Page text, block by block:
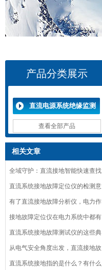
产品分类展示
直流电源系统绝缘监测
装置查看全部产品
相关文章
全域守护：直流接地智能快速查找
仪的核心应用与价值
直流系统接地故障定位仪的检测意
义
有了直流接地故障分析仪，电力作
业安全再也不用担心
接地故障定位仪在电力系统中都有
哪些应用？
直流系统接地故障测试仪的这些典
型应用，你都了解吗？
从电气安全角度出发，直流接地故
障分析仪使用起来更安心
直流系统接地指的是什么？有什么